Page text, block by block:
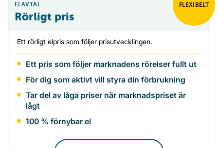
ELAVTAL
Rörligt pris
FLEXIBELT
Ett rörligt elpris som följer prisutvecklingen.
Ett pris som följer marknadens rörelser fullt ut
För dig som aktivt vill styra din förbrukning
Tar del av låga priser när marknadspriset är
lågt
100 % förnybar el